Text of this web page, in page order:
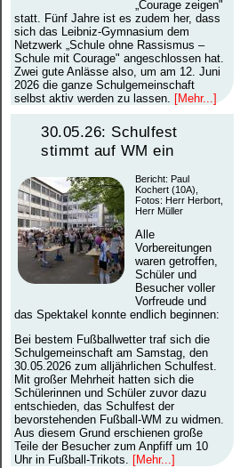
„Courage zeigen"
statt. Fünf Jahre ist es zudem her, dass
sich das Leibniz-Gymnasium dem
Netzwerk „Schule ohne Rassismus –
Schule mit Courage" angeschlossen hat.
Zwei gute Anlässe also, um am 12. Juni
2026 die ganze Schulgemeinschaft
selbst aktiv werden zu lassen. [Mehr...]
30.05.26: Schulfest
stimmt auf WM ein
Bericht: Paul
Kochert (10A),
Fotos: Herr Herbort,
Herr Müller
Alle
Vorbereitungen
waren getroffen,
Schüler und
Besucher voller
Vorfreude und
das Spektakel konnte endlich beginnen:
Bei bestem Fußballwetter traf sich die
Schulgemeinschaft am Samstag, den
30.05.2026 zum alljährlichen Schulfest.
Mit großer Mehrheit hatten sich die
Schülerinnen und Schüler zuvor dazu
entschieden, das Schulfest der
bevorstehenden Fußball-WM zu widmen.
Aus diesem Grund erschienen große
Teile der Besucher zum Anpfiff um 10
Uhr in Fußball-Trikots. [Mehr...]